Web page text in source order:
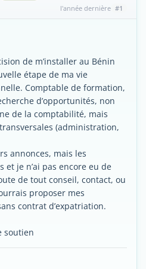
l'année dernière #1
de m’installer au Bénin
étape de ma vie
Comptable de formation,
d’opportunités, non
de la comptabilité, mais
(administration,
annonces, mais les
je n’ai pas encore eu de
de tout conseil, contact, ou
proposer mes
contrat d’expatriation.
soutien